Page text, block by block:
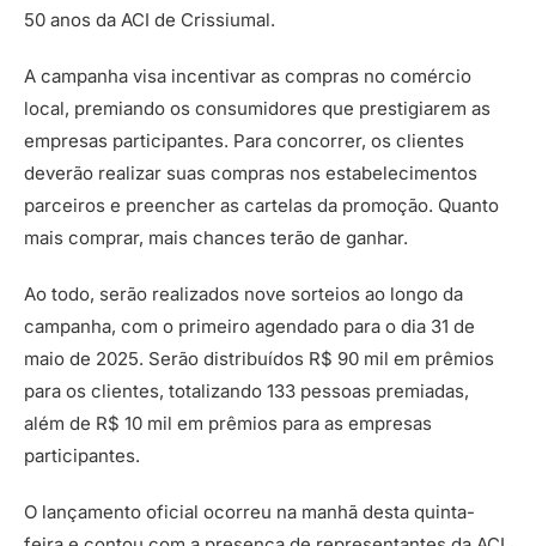
50 anos da ACI de Crissiumal.
A campanha visa incentivar as compras no comércio
local, premiando os consumidores que prestigiarem as
empresas participantes. Para concorrer, os clientes
deverão realizar suas compras nos estabelecimentos
parceiros e preencher as cartelas da promoção. Quanto
mais comprar, mais chances terão de ganhar.
Ao todo, serão realizados nove sorteios ao longo da
campanha, com o primeiro agendado para o dia 31 de
maio de 2025. Serão distribuídos R$ 90 mil em prêmios
para os clientes, totalizando 133 pessoas premiadas,
além de R$ 10 mil em prêmios para as empresas
participantes.
O lançamento oficial ocorreu na manhã desta quinta-